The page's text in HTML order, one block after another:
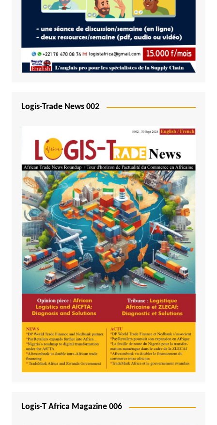
Logis-Trade News 002
Logis-T Africa Magazine 006